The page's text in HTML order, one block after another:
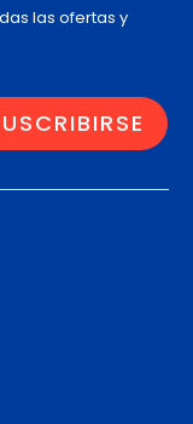
las ofertas y